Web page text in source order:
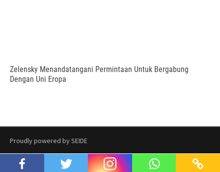
Zelensky Menandatangani Permintaan Untuk Bergabung
Dengan Uni Eropa
Proudly powered by SEIDE